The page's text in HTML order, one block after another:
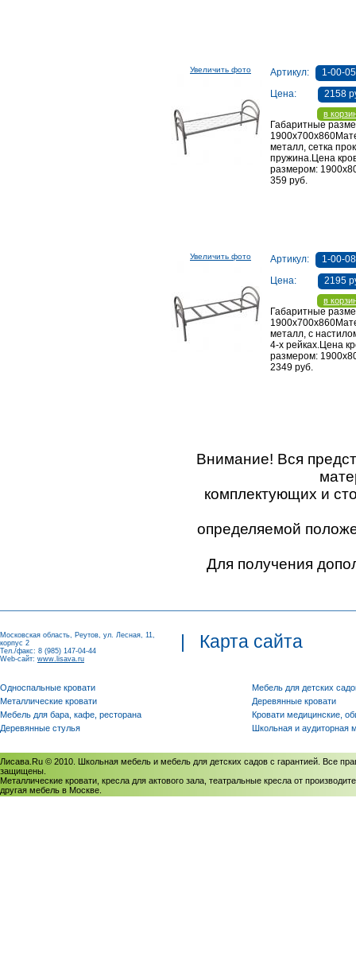
Увеличить фото Артикул:
1-00-05
Цена:
2158
в
Габаритные
металл, сетка
пружина.Цена
размером:
359 руб.
Увеличить фото Артикул:
1-00-08
Цена:
2195
в
Габаритные
металл, с
4-х рейках.Цена
размером:
2349 руб.
Внимание! Вся
комплектующих и
определяемой
Для получения
Московская область, Реутов, ул. Лесная, 11,
корпус 2
Тел./факс: 8 (985) 147-04-44
Web-сайт: www.lisava.ru
| Карта сайта
Односпальные кровати
Металлические кровати
Мебель для бара, кафе, ресторана
Деревянные стулья
Мебель для детских
Деревянные кровати
Кровати медицинские,
Школьная и аудиторная
Лисава.Ru © 2010. Школьная мебель и мебель для детских садов с гарантией. Все
защищены.
Металлические кровати, кресла для актового зала, театральные кресла от
другая мебель в Москве.
Политика использования cookies/Соглашение на обработку персональных данных